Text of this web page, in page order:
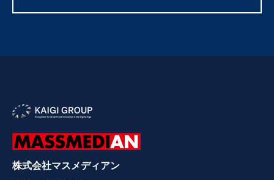
株式会社マスメディアン